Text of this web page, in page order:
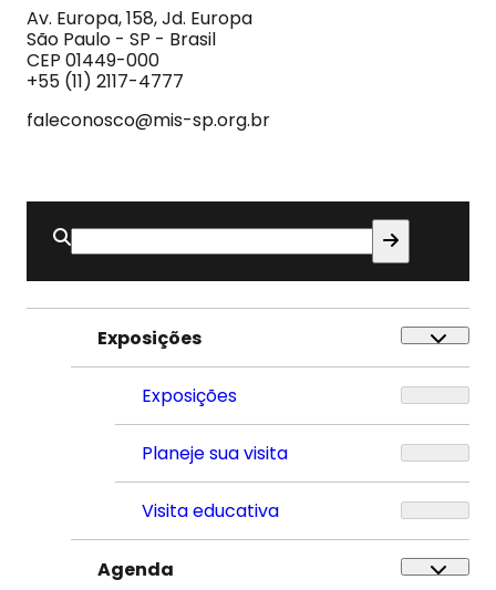
Imagem
e
do
Som
Av. Europa, 158, Jd. Europa
São Paulo - SP - Brasil
CEP 01449-000
+55 (11) 2117-4777
faleconosco@mis-sp.org.br
Buscar
por:
Exposições
Exposições
Planeje sua visita
Visita educativa
Agenda